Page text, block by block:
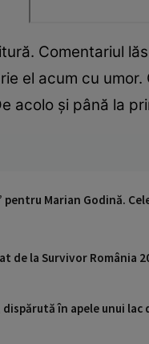
Comentariul
el acum cu
acolo și până la
pentru Marian Godină.
de la Survivor România
în apele unui